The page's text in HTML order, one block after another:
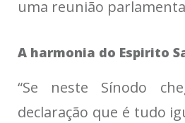
uma reunião
A harmonia do Espirito
“Se neste Sínodo
declaração que é tudo